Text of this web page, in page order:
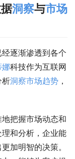
洞察与市场
逐渐渗透到各个
娜科技作为互联网
析洞察市场趋势 ，
把握市场动态和
和分析，企业能
加明智的决策。